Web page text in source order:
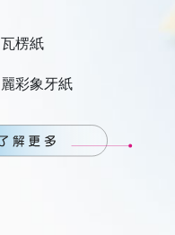
瓦楞紙
麗彩象牙紙